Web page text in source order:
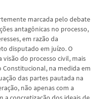
marcada pelo debate
antagônicas no processo,
em razão da
disputado em juízo. O
do processo civil, mais
na medida em
das partes pautada na
não apenas com a